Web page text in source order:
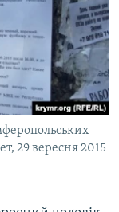
29 вересня 2015